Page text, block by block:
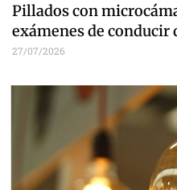
Pillados con
exámenes de conducir
27/07/2026